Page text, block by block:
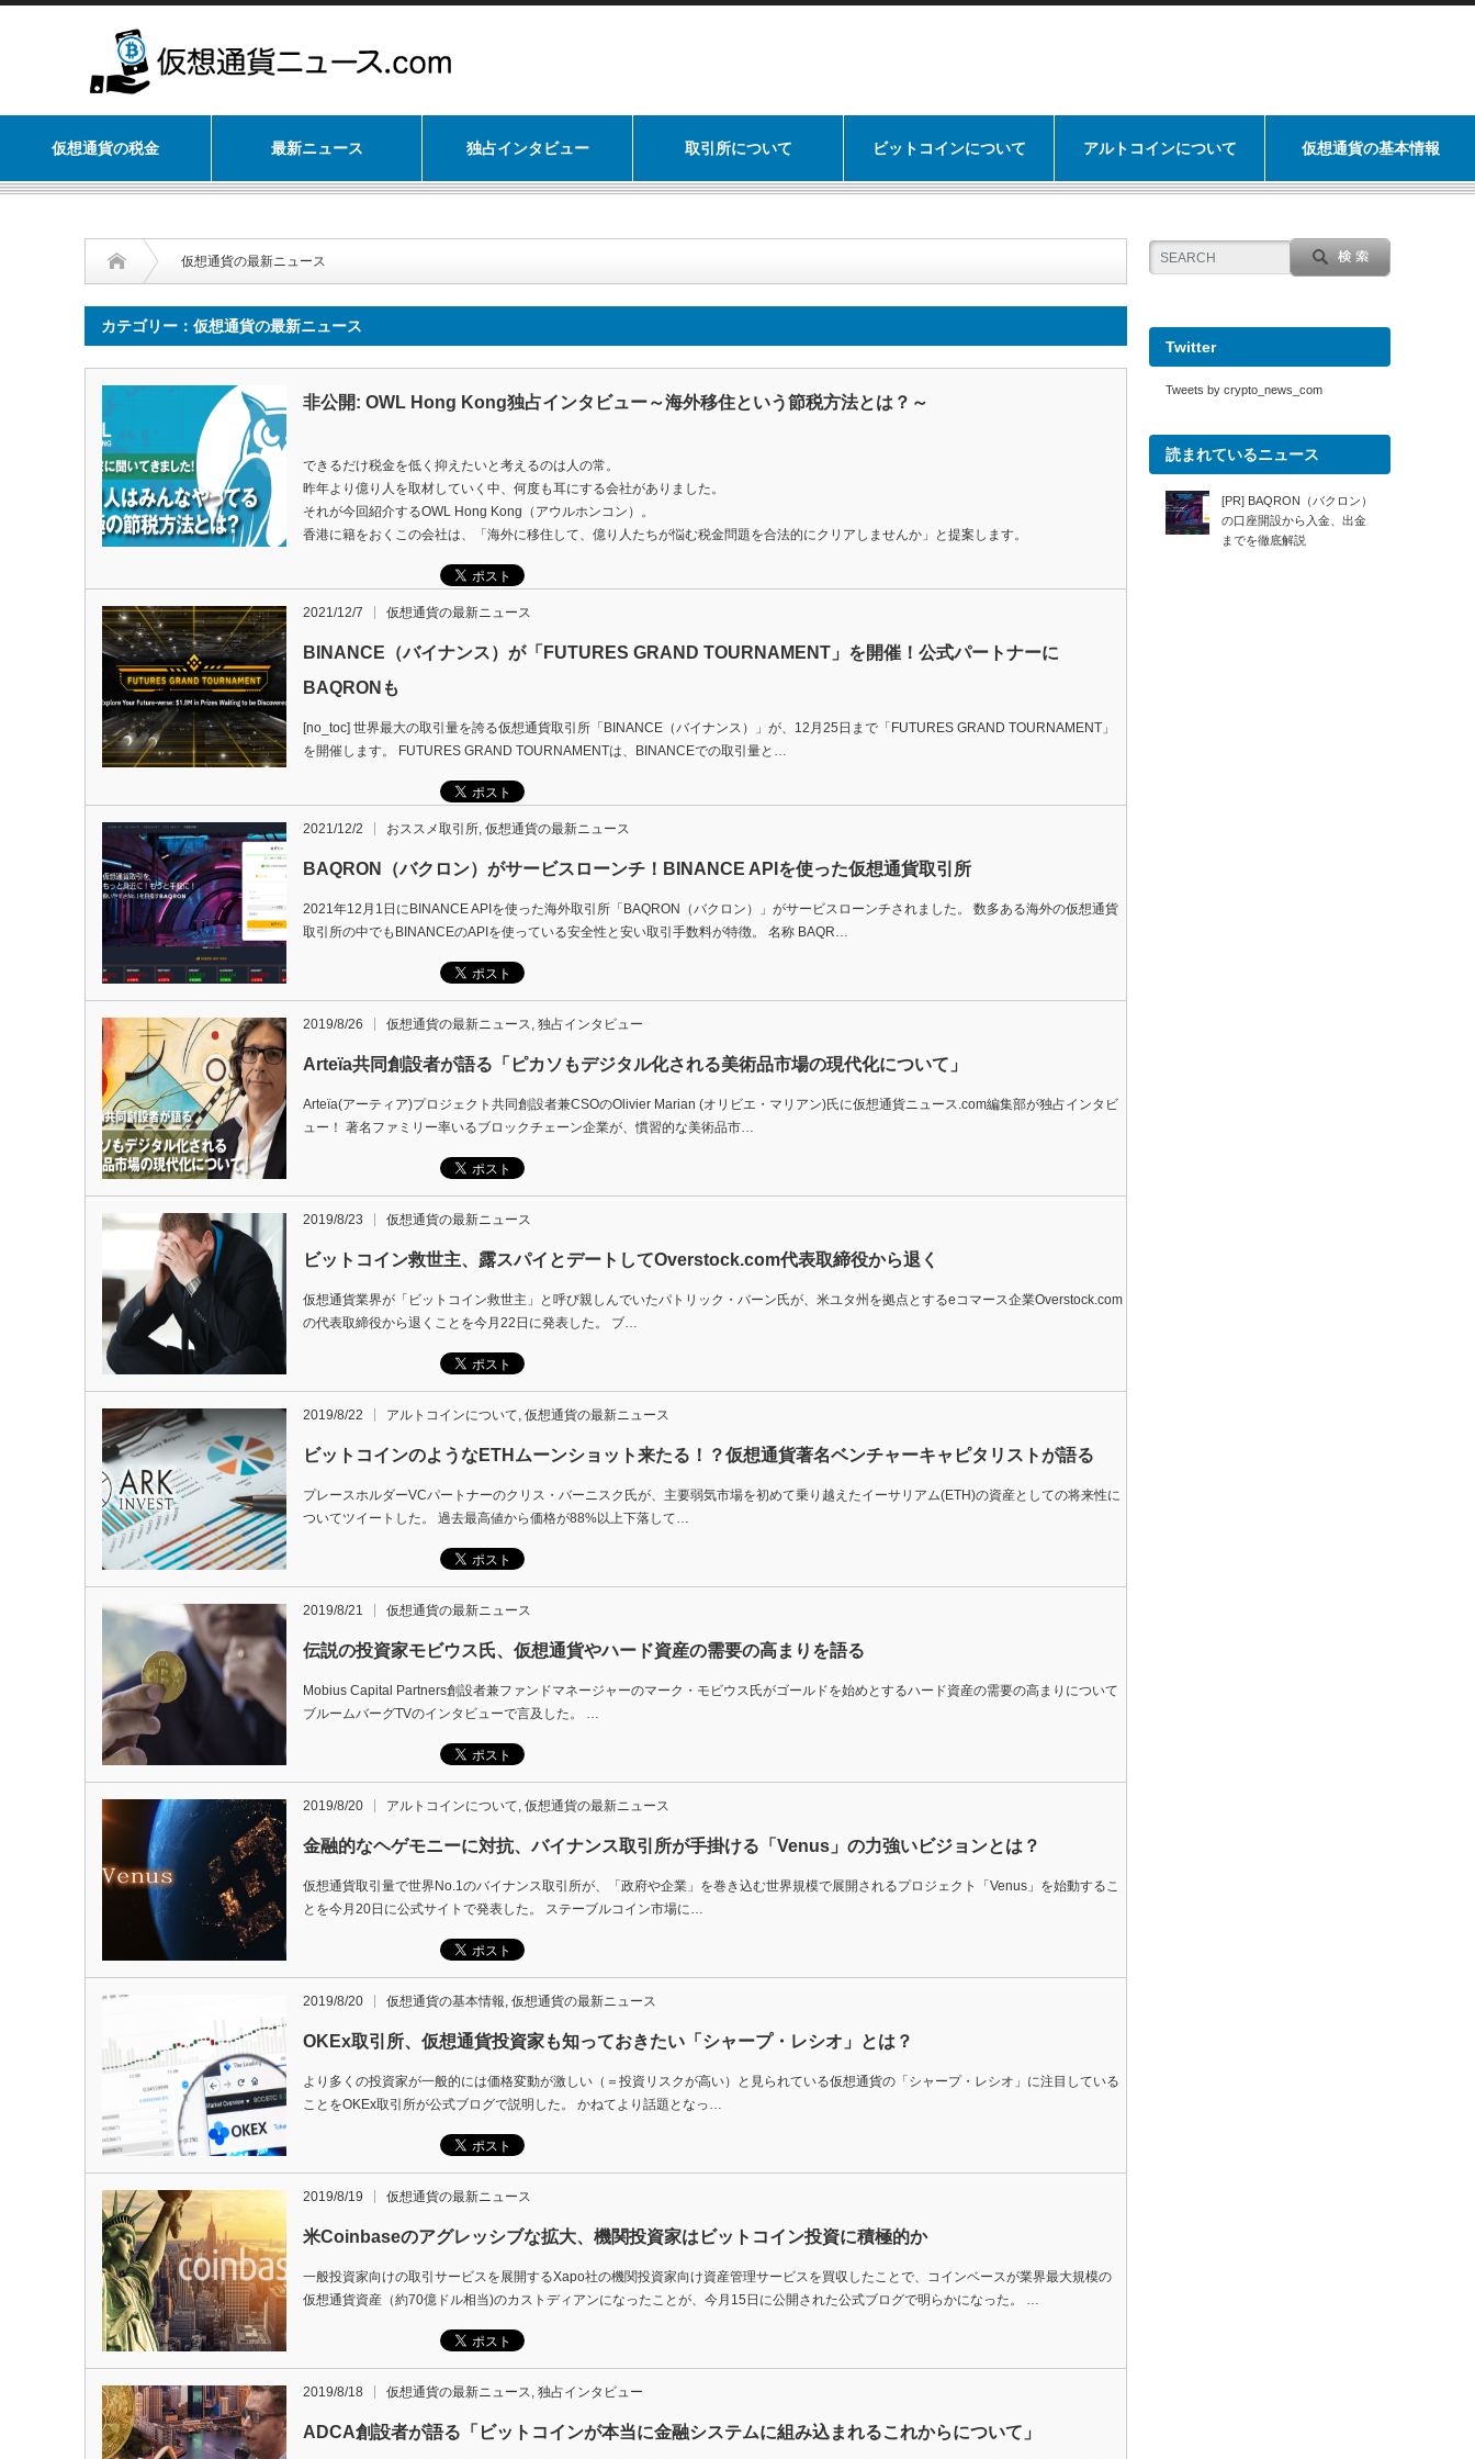
仮想通貨の税金 最新ニュース 独占インタビュー 取引所について ビットコインについて アルトコインについて 仮想通貨の基本情報
仮想通貨の最新ニュース
カテゴリー：仮想通貨の最新ニュース
非公開: OWL Hong Kong独占インタビュー～海外移住という節税方法とは？～
できるだけ税金を低く抑えたいと考えるのは人の常。
昨年より億り人を取材していく中、何度も耳にする会社がありました。
それが今回紹介するOWL Hong Kong（アウルホンコン）。
香港に籍をおくこの会社は、「海外に移住して、億り人たちが悩む税金問題を合法的にクリアしませんか」と提案します。
2021/12/7 仮想通貨の最新ニュース
BINANCE（バイナンス）が「FUTURES GRAND TOURNAMENT」を開催！公式パートナーに
BAQRONも
[no_toc] 世界最大の取引量を誇る仮想通貨取引所「BINANCE（バイナンス）」が、12月25日まで「FUTURES GRAND TOURNAMENT」
を開催します。 FUTURES GRAND TOURNAMENTは、BINANCEでの取引量と…
2021/12/2 おススメ取引所, 仮想通貨の最新ニュース
BAQRON（バクロン）がサービスローンチ！BINANCE APIを使った仮想通貨取引所
2021年12月1日にBINANCE APIを使った海外取引所「BAQRON（バクロン）」がサービスローンチされました。 数多ある海外の仮想通貨
取引所の中でもBINANCEのAPIを使っている安全性と安い取引手数料が特徴。 名称 BAQR…
2019/8/26 仮想通貨の最新ニュース, 独占インタビュー
Arteïa共同創設者が語る「ピカソもデジタル化される美術品市場の現代化について」
Arteïa(アーティア)プロジェクト共同創設者兼CSOのOlivier Marian (オリビエ・マリアン)氏に仮想通貨ニュース.com編集部が独占インタビ
ュー！ 著名ファミリー率いるブロックチェーン企業が、慣習的な美術品市…
2019/8/23 仮想通貨の最新ニュース
ビットコイン救世主、露スパイとデートしてOverstock.com代表取締役から退く
仮想通貨業界が「ビットコイン救世主」と呼び親しんでいたパトリック・バーン氏が、米ユタ州を拠点とするeコマース企業Overstock.com
の代表取締役から退くことを今月22日に発表した。 ブ…
2019/8/22 アルトコインについて, 仮想通貨の最新ニュース
ビットコインのようなETHムーンショット来たる！？仮想通貨著名ベンチャーキャピタリストが語る
プレースホルダーVCパートナーのクリス・バーニスク氏が、主要弱気市場を初めて乗り越えたイーサリアム(ETH)の資産としての将来性に
ついてツイートした。 過去最高値から価格が88%以上下落して…
2019/8/21 仮想通貨の最新ニュース
伝説の投資家モビウス氏、仮想通貨やハード資産の需要の高まりを語る
Mobius Capital Partners創設者兼ファンドマネージャーのマーク・モビウス氏がゴールドを始めとするハード資産の需要の高まりについて
ブルームバーグTVのインタビューで言及した。 …
2019/8/20 アルトコインについて, 仮想通貨の最新ニュース
金融的なヘゲモニーに対抗、バイナンス取引所が手掛ける「Venus」の力強いビジョンとは？
仮想通貨取引量で世界No.1のバイナンス取引所が、「政府や企業」を巻き込む世界規模で展開されるプロジェクト「Venus」を始動するこ
とを今月20日に公式サイトで発表した。 ステーブルコイン市場に…
2019/8/20 仮想通貨の基本情報, 仮想通貨の最新ニュース
OKEx取引所、仮想通貨投資家も知っておきたい「シャープ・レシオ」とは？
より多くの投資家が一般的には価格変動が激しい（＝投資リスクが高い）と見られている仮想通貨の「シャープ・レシオ」に注目している
ことをOKEx取引所が公式ブログで説明した。 かねてより話題となっ…
2019/8/19 仮想通貨の最新ニュース
米Coinbaseのアグレッシブな拡大、機関投資家はビットコイン投資に積極的か
一般投資家向けの取引サービスを展開するXapo社の機関投資家向け資産管理サービスを買収したことで、コインベースが業界最大規模の
仮想通貨資産（約70億ドル相当)のカストディアンになったことが、今月15日に公開された公式ブログで明らかになった。 …
2019/8/18 仮想通貨の最新ニュース, 独占インタビュー
ADCA創設者が語る「ビットコインが本当に金融システムに組み込まれるこれからについて」
Twitter
Tweets by crypto_news_com
読まれているニュース
[PR] BAQRON（バクロン）
の口座開設から入金、出金
までを徹底解説